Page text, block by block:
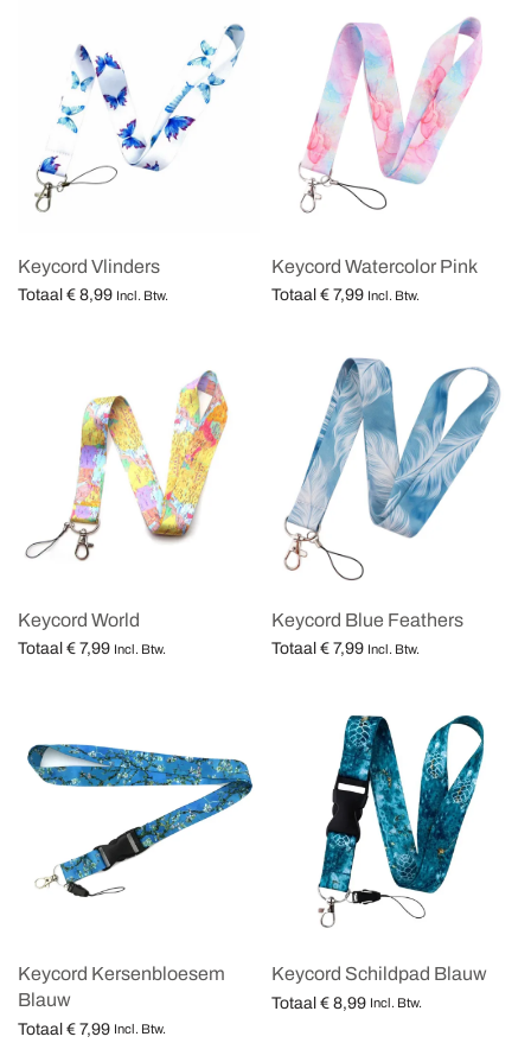
Keycord Vlinders
Totaal € 8,99 Incl. Btw.
Keycord Watercolor Pink
Totaal € 7,99 Incl. Btw.
Keycord World
Totaal € 7,99 Incl. Btw.
Keycord Blue Feathers
Totaal € 7,99 Incl. Btw.
Keycord Kersenbloesem
Blauw
Totaal € 7,99 Incl. Btw.
Keycord Schildpad Blauw
Totaal € 8,99 Incl. Btw.